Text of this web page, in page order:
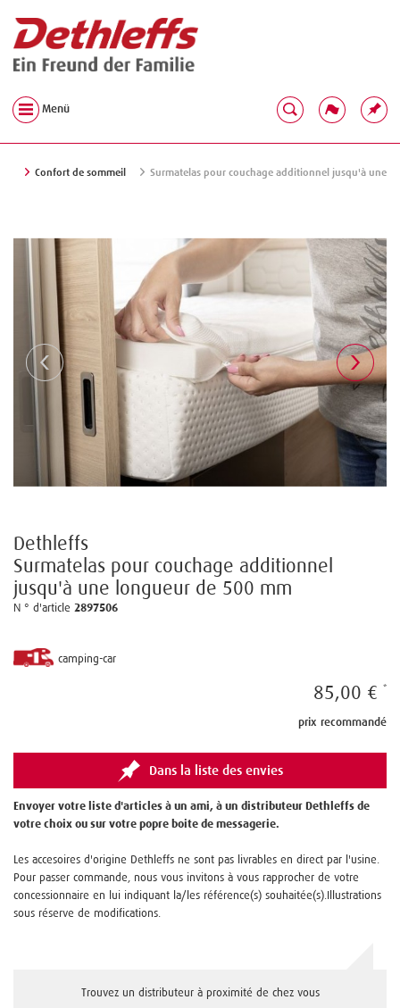
Menü
Confort de sommeil Surmatelas pour couchage additionnel jusqu'à une
Dethleffs
Surmatelas pour couchage additionnel
jusqu'à une longueur de 500 mm
N ° d'article 2897506
camping-car
85,00 €
prix recommandé
Dans la liste des envies
Envoyer votre liste d'articles à un ami, à un distributeur Dethleffs de
votre choix ou sur votre popre boite de messagerie.
Les accesoires d'origine Dethleffs ne sont pas livrables en direct par l'usine.
Pour passer commande, nous vous invitons à vous rapprocher de votre
concessionnaire en lui indiquant la/les référence(s) souhaitée(s).Illustrations
sous réserve de modifications.
Trouvez un distributeur à proximité de chez vous